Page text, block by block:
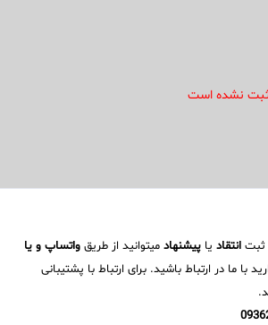
ثبت نشده است
ثبت انتقاد یا پیشنهاد میتوانید از طریق واتساپ و یا
با ما در ارتباط باشید. برای ارتباط با پشتیبانی